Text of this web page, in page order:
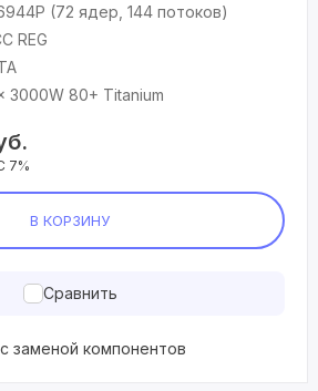
(72 ядер, 144 потоков)
REG
3000W 80+ Titanium
7%
В КОРЗИНУ
Сравнить
с заменой компонентов